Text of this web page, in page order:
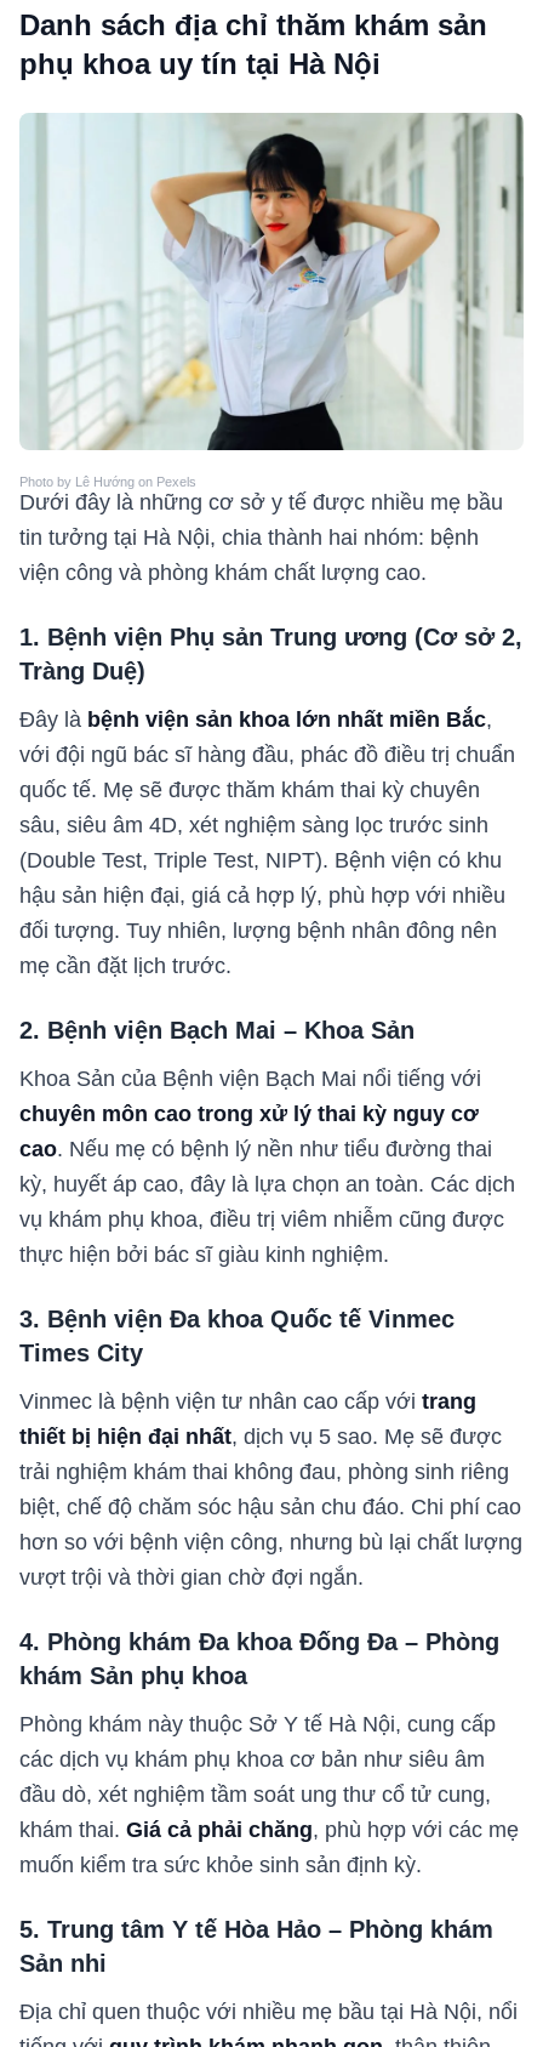
Danh sách địa chỉ thăm khám sản
phụ khoa uy tín tại Hà Nội
Photo by Lê Hướng on Pexels
Dưới đây là những cơ sở y tế được nhiều mẹ bầu
tin tưởng tại Hà Nội, chia thành hai nhóm: bệnh
viện công và phòng khám chất lượng cao.
1. Bệnh viện Phụ sản Trung ương (Cơ sở 2,
Tràng Duệ)
Đây là bệnh viện sản khoa lớn nhất miền Bắc,
với đội ngũ bác sĩ hàng đầu, phác đồ điều trị chuẩn
quốc tế. Mẹ sẽ được thăm khám thai kỳ chuyên
sâu, siêu âm 4D, xét nghiệm sàng lọc trước sinh
(Double Test, Triple Test, NIPT). Bệnh viện có khu
hậu sản hiện đại, giá cả hợp lý, phù hợp với nhiều
đối tượng. Tuy nhiên, lượng bệnh nhân đông nên
mẹ cần đặt lịch trước.
2. Bệnh viện Bạch Mai – Khoa Sản
Khoa Sản của Bệnh viện Bạch Mai nổi tiếng với
chuyên môn cao trong xử lý thai kỳ nguy cơ
cao. Nếu mẹ có bệnh lý nền như tiểu đường thai
kỳ, huyết áp cao, đây là lựa chọn an toàn. Các dịch
vụ khám phụ khoa, điều trị viêm nhiễm cũng được
thực hiện bởi bác sĩ giàu kinh nghiệm.
3. Bệnh viện Đa khoa Quốc tế Vinmec
Times City
Vinmec là bệnh viện tư nhân cao cấp với trang
thiết bị hiện đại nhất, dịch vụ 5 sao. Mẹ sẽ được
trải nghiệm khám thai không đau, phòng sinh riêng
biệt, chế độ chăm sóc hậu sản chu đáo. Chi phí cao
hơn so với bệnh viện công, nhưng bù lại chất lượng
vượt trội và thời gian chờ đợi ngắn.
4. Phòng khám Đa khoa Đống Đa – Phòng
khám Sản phụ khoa
Phòng khám này thuộc Sở Y tế Hà Nội, cung cấp
các dịch vụ khám phụ khoa cơ bản như siêu âm
đầu dò, xét nghiệm tầm soát ung thư cổ tử cung,
khám thai. Giá cả phải chăng, phù hợp với các mẹ
muốn kiểm tra sức khỏe sinh sản định kỳ.
5. Trung tâm Y tế Hòa Hảo – Phòng khám
Sản nhi
Địa chỉ quen thuộc với nhiều mẹ bầu tại Hà Nội, nổi